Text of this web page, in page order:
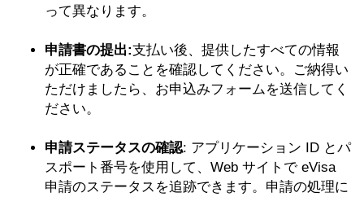
って異なります。
申請書の提出:支払い後、提供したすべての情報
が正確であることを確認してください。ご納得い
ただけましたら、お申込みフォームを送信してく
ださい。
申請ステータスの確認: アプリケーション ID とパ
スポート番号を使用して、Web サイトで eVisa
申請のステータスを追跡できます。申請の処理に